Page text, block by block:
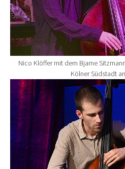
Nico Klöffer mit dem Bjarne
Kölner Südstadt
Show larger version for: